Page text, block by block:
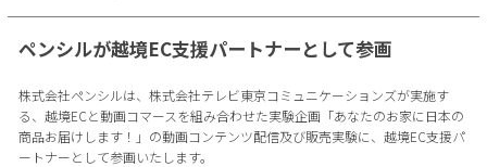
ペンシルが越境EC支援パートナーとして参画
株式会社ペンシルは、株式会社テレビ東京コミュニケーションズが実施す
る、越境ECと動画コマースを組み合わせた実験企画「あなたのお家に日本の
商品お届けします！」の動画コンテンツ配信及び販売実験に、越境EC支援パ
ートナーとして参画いたします。